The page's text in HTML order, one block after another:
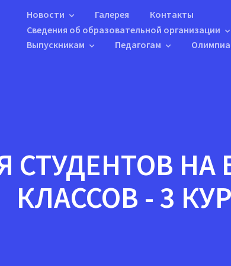
Новости Галерея
Контакты
Сведения об образовательной организации
Выпускникам
Педагогам
СТУДЕНТОВ НА
КЛАССОВ - 3